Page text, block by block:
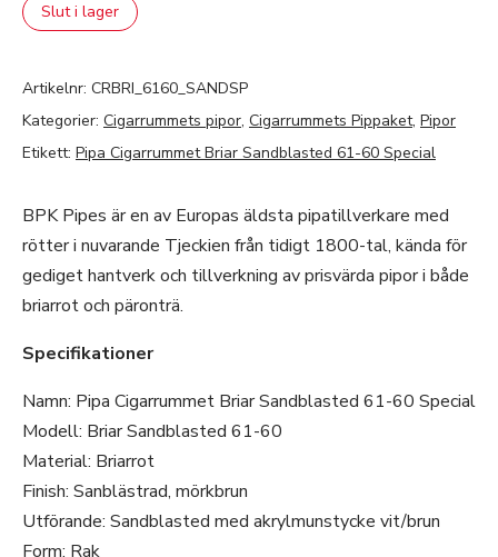
Slut i lager
Artikelnr: CRBRI_6160_SANDSP
Kategorier: Cigarrummets pipor, Cigarrummets Pippaket, Pipor
Etikett: Pipa Cigarrummet Briar Sandblasted 61-60 Special
BPK Pipes är en av Europas äldsta pipatillverkare med
rötter i nuvarande Tjeckien från tidigt 1800-tal, kända för
gediget hantverk och tillverkning av prisvärda pipor i både
briarrot och päronträ.
Specifikationer
Namn: Pipa Cigarrummet Briar Sandblasted 61-60 Special
Modell: Briar Sandblasted 61-60
Material: Briarrot
Finish: Sanblästrad, mörkbrun
Utförande: Sandblasted med akrylmunstycke vit/brun
Form: Rak